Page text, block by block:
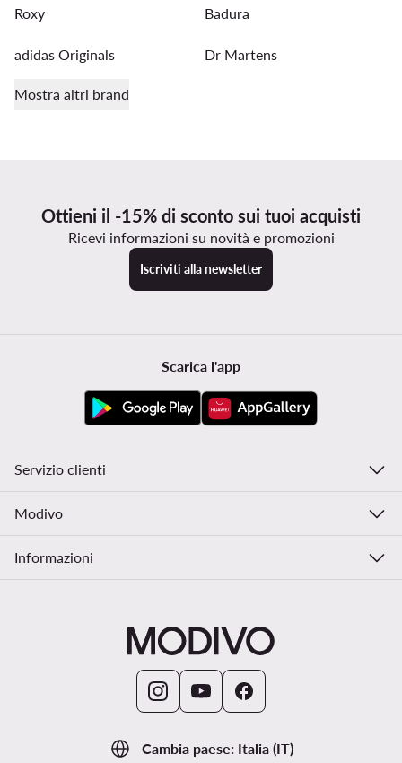
Roxy Badura
adidas Originals Dr Martens
Mostra altri brand
Ottieni il -15% di sconto sui tuoi acquisti
Ricevi informazioni su novità e promozioni
Iscriviti alla newsletter
Cambia paese: Italia (IT)
Scarica l'app
Servizio clienti
Modivo
Informazioni